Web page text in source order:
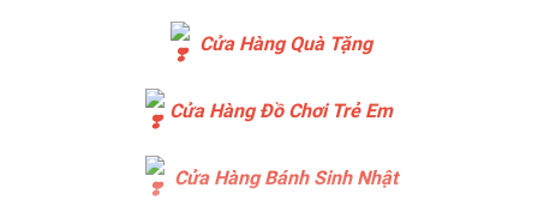
Cửa Hàng Quà Tặng
Cửa Hàng Đồ Chơi Trẻ Em
Cửa Hàng Bánh Sinh Nhật